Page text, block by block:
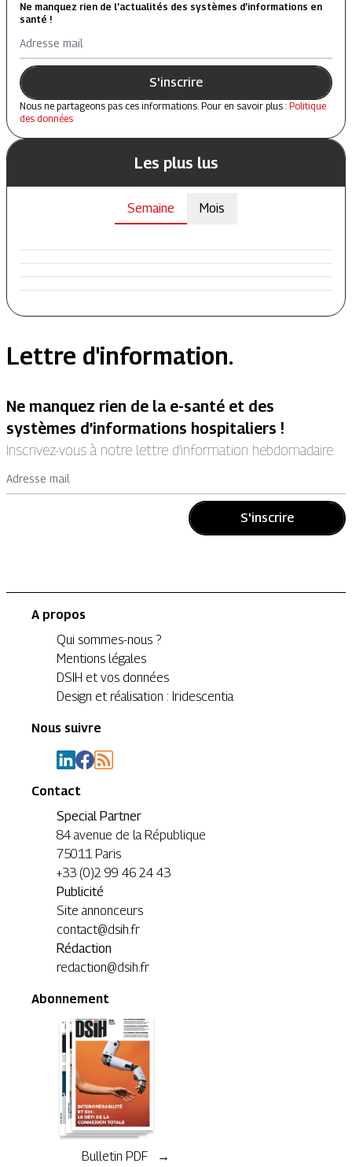
Ne manquez rien de l’actualités des systèmes d’informations en
santé !
Adresse mail
S'inscrire
Nous ne partageons pas ces informations. Pour en savoir plus : Politique
des données
Les plus lus
Semaine Mois
Lettre d'information.
Ne manquez rien de la e-santé et des
systèmes d’informations hospitaliers !
Inscrivez-vous à notre lettre d’information hebdomadaire.
Adresse mail
S'inscrire
A propos
Qui sommes-nous ?
Mentions légales
DSIH et vos données
Design et réalisation : Iridescentia
Nous suivre
Contact
Special Partner
84 avenue de la République
75011 Paris
+33 (0)2 99 46 24 43
Publicité
Site annonceurs
contact@dsih.fr
Rédaction
redaction@dsih.fr
Abonnement
Bulletin PDF →